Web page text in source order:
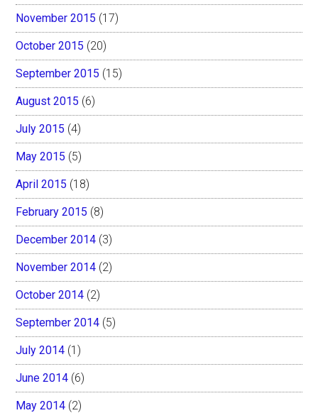
November 2015 (17)
October 2015 (20)
September 2015 (15)
August 2015 (6)
July 2015 (4)
May 2015 (5)
April 2015 (18)
February 2015 (8)
December 2014 (3)
November 2014 (2)
October 2014 (2)
September 2014 (5)
July 2014 (1)
June 2014 (6)
May 2014 (2)